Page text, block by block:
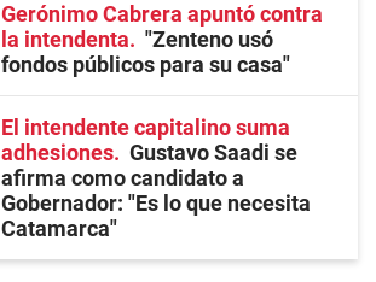
Gerónimo Cabrera apuntó contra
la intendenta
"Zenteno usó
fondos públicos para su casa"
El intendente capitalino suma
adhesiones
Gustavo Saadi se
afirma como candidato a
Gobernador: "Es lo que necesita
Catamarca"